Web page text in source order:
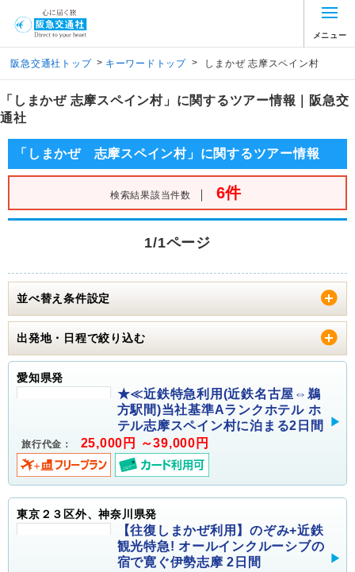
メニュー
阪急交通社トップ > キーワードトップ > しまかぜ 志摩スペイン村
「しまかぜ 志摩スペイン村」に関するツアー情報｜阪急交
通社
「しまかぜ 志摩スペイン村」に関するツアー情報
検索結果該当件数 ｜ 6件
1/1ページ
並べ替え条件設定
出発地・日程で絞り込む
愛知県発
★≪近鉄特急利用(近鉄名古屋⇔鵜
方駅間)当社基準Aランクホテル ホ
テル志摩スペイン村に泊まる2日間
旅行代金： 25,000円 ～39,000円
東京２３区外、神奈川県発
【往復しまかぜ利用】のぞみ+近鉄
観光特急! オールインクルーシブの
宿で寛ぐ伊勢志摩 2日間